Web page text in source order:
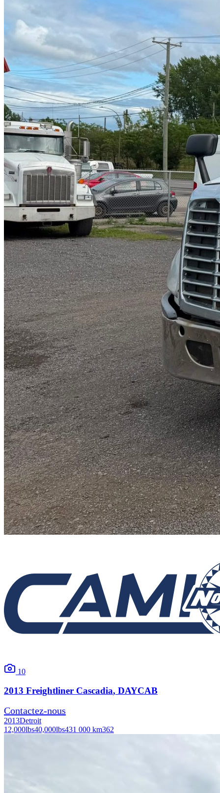
10
2013 Freightliner Cascadia, DAYCAB
Contactez-nous
2013Detroit
12,000lbs40,000lbs431 000 km362